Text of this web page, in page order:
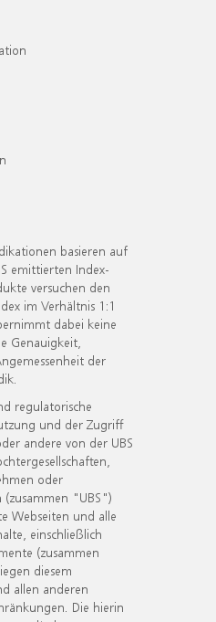
basieren auf
emittierten Index-
versuchen den
im Verhältnis 1:1
dabei keine
Genauigkeit,
der
regulatorische
und der Zugriff
andere von der UBS
oder
(zusammen "UBS")
Webseiten und alle
einschließlich
(zusammen
diesem
allen anderen
Die hierin